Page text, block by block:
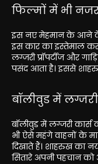
फिल्मों में भी
इस नए मेहमान के आने के
इस कार का इस्तेमाल
लग्जरी प्रॉपर्टीज और
पसंद आता है। इससे
बॉलीवुड में
बॉलीवुड में लग्जरी
भी ऐसे महंगे वाहनों के
दिखाते हैं। शाहरुख का
सितारे अपनी पहचान